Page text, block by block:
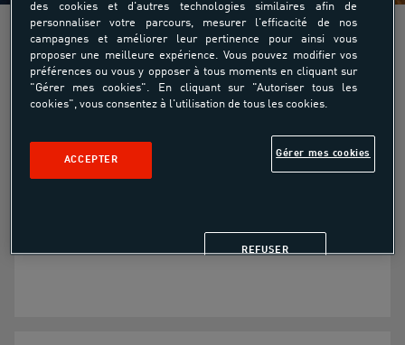
Stage 1J Cheval
Stage 1J Cheval
des cookies et d'autres technologies similaires afin de
personnaliser votre parcours, mesurer l'efficacité de nos
campagnes et améliorer leur pertinence pour ainsi vous
proposer une meilleure expérience. Vous pouvez modifier vos
préférences ou vous y opposer à tous moments en cliquant sur
"Gérer mes cookies". En cliquant sur "Autoriser tous les
cookies", vous consentez à l'utilisation de tous les cookies.
Gérer mes cookies
REFUSER
ACCEPTER